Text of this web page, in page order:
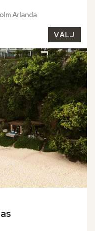
Arlanda
VÄLJ